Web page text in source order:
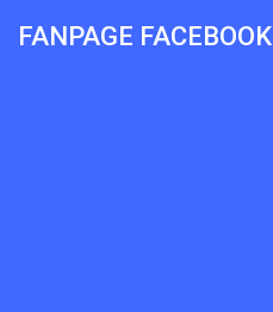
FANPAGE FACEBOOK